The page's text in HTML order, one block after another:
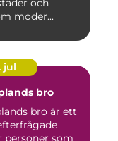
och
moder...
jul
bro
bro är ett
personer som